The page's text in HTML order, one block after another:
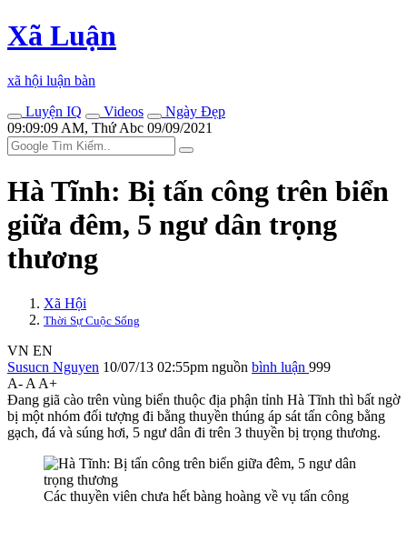
Xã Luận
xã hội luận bàn
Luyện IQ
Videos
Ngày Đẹp
09:09:09 AM, Thứ Abc 09/09/2021
Hà Tĩnh: Bị tấn công trên biển
giữa đêm, 5 ngư dân trọng
thương
Xã Hội
Thời Sự Cuộc Sống
VN EN
Susucn Nguyen 10/07/13 02:55pm nguồn bình luận 999
A- A A+
Đang giã cào trên vùng biển thu‌ộc đị‌a phận tỉnh Hà Tĩnh thì bất ngờ
bị một nhóm đối tượng đi bằng thuyền thúng áp sát tấn công bằng
gạch, đá và súng hơi, 5 ngư dân đi trên 3 thuyền bị trọng thương.
Các thuyền viên chưa hết bàng hoàng về vụ tấn công